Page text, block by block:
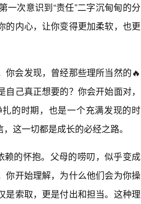
次意识到“责任”二字沉甸甸的分
的内心，让你变得更加柔软，也更
会发现，曾经那些理所当然的🔥
己真正想要的？你会开始面对，
的时期，也是一个充满发现的时
这一切都是成长的必经之路。
赖的怀抱。父母的唠叨，似乎变成
你开始理解，为什么他们会为你操
是索取，更是付出和担当。这种理